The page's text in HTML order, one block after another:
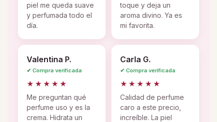
piel me queda suave
y perfumada todo el
día.
toque y deja un
aroma divino. Ya es
mi favorita.
Valentina P.
✔ Compra verificada
★★★★★
Me preguntan qué
perfume uso y es la
crema. Hidrata un
Carla G.
✔ Compra verificada
★★★★★
Calidad de perfume
caro a este precio,
increíble. La piel